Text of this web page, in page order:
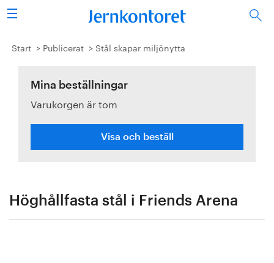
Sök
Stålindustrin
Vision 2050
Forskning/utbildning
Publicerat
Start Publicerat Stål skapar miljönytta
Mina beställningar
Varukorgen är tom
Visa och beställ
Höghållfasta stål i Friends Arena